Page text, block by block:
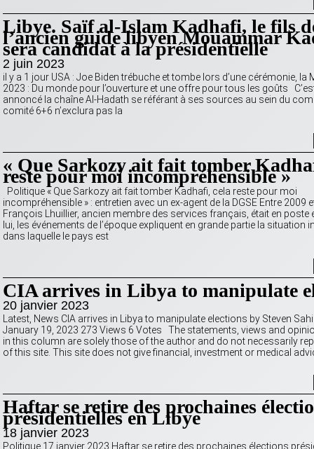
Libye. Saïf al-Islam Kadhafi, le fils
l’ancien guide libyen Mouammar
sera candidat à la présidentielle
2 juin 2023
il y a 1 jour USA : Joe Biden trébuche et tombe lors d’une cérémonie, la
2023 : Du monde pour l’ouverture et une offre pour tous les goûts
annoncé la chaîne Al-Hadath se référant à ses sources au sein du
comité 6+6 n’exclura pas la
« Que Sarkozy ait fait tomber
reste pour moi incompréhensible »
Politique « Que Sarkozy ait fait tomber Kadhafi, cela reste pour moi
incompréhensible » : entretien avec un ex-agent de la DGSE Entre 2009
François Lhuillier, ancien membre des services français, était en poste
lui, les événements de l’époque expliquent en grande partie la situation
dans laquelle le pays est
CIA arrives in Libya to manipulate
20 janvier 2023
Latest, News CIA arrives in Libya to manipulate elections by Steven
January 19, 2023 273 Views 6 Votes The statements, views and
in this column are solely those of the author and do not necessarily
of this site. This site does not give financial, investment or medical
Haftar se retire des prochaines
présidentielles en Libye
18 janvier 2023
Politique 17 janvier 2023 Haftar se retire des prochaines élections